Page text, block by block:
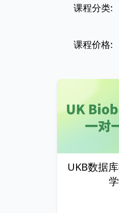
课程分类:
课程价格:
UKB数据